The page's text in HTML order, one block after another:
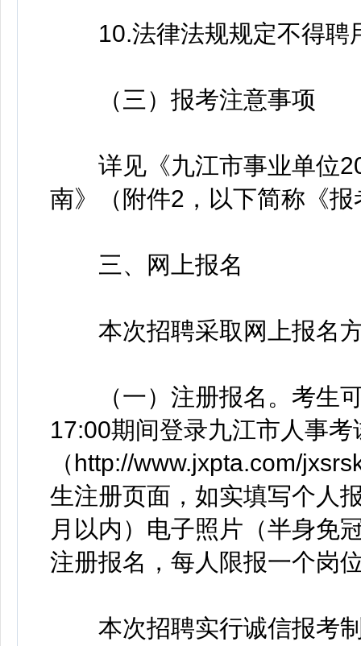
10.法律法规规定不得聘
（三）报考注意事项
详见《九江市事业单位
南》（附件2，以下简称《
三、网上报名
本次招聘采取网上报名方
（一）注册报名。考生可
17:00期间登录九江市人事考
（http://www.jxpta.com/
生注册页面，如实填写个人
月以内）电子照片（半身免
注册报名，每人限报一个岗
本次招聘实行诚信报考制